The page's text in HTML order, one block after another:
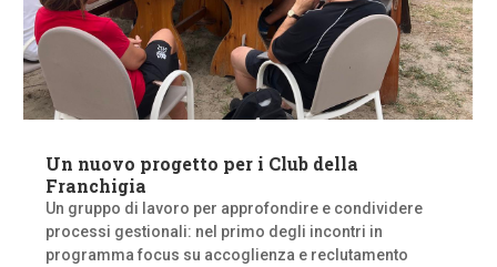
Un nuovo progetto per i Club della
Franchigia
Un gruppo di lavoro per approfondire e condividere
processi gestionali: nel primo degli incontri in
programma focus su accoglienza e reclutamento